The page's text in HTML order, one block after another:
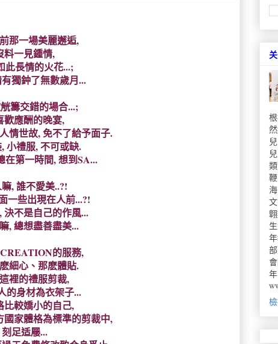
那一場美麗邂逅,
料一見鍾情,
此長情的火花...;
獨鈡了無數歲月...
籌交錯的場合...;
歡應酬的晚宴,
情世故, 免不了給予面子.
小禮服, 不可或缺.
在第一時間, 想到SA...
, 誰不愛美..?!
一些出現在人前...?!
決不是自己的作風...
, 總想盡善盡美...
的服務,
細心、那麽體貼.
裡的禮服剪裁,
的身材為衣架子...
比較嬌小的自己,
國家體格為標準的剪裁中,
刻足适屦...